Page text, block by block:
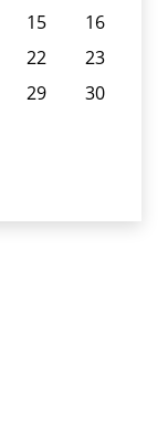
15
16
22
23
29
30